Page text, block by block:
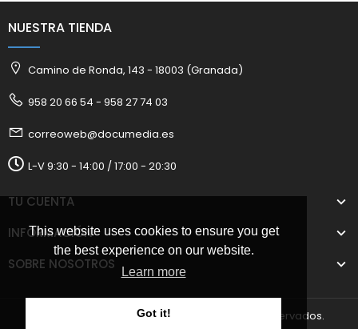
This website uses cookies to ensure you get
the best experience on our website.
Learn more
Got it!
NUESTRA TIENDA
Camino de Ronda, 143 - 18003 (Granada)
958 20 66 54 - 958 27 74 03
correoweb@documedia.es
L-V 9:30 - 14:00 / 17:00 - 20:30
TU CUENTA
INFORMACIÓN
SOBRE NOSOTROS
2025 © Documedia S.L. Todos los derechos reservados.